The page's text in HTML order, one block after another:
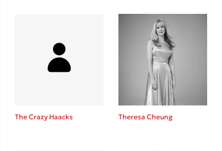
Ιωάννης Γλωσσόπουλος
Ένας γίγαντας στο σχολείο
Δανάη Δεληγεώργη
The Crazy Haacks Theresa Cheung